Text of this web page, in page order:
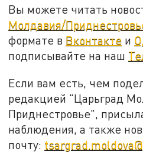
Вы можете читать
Молдавия/
формате в Вконтакте и
подписывайте на наш
Если вам есть, чем
редакцией "Царьград
Приднестровье",
наблюдения, а также
почту: